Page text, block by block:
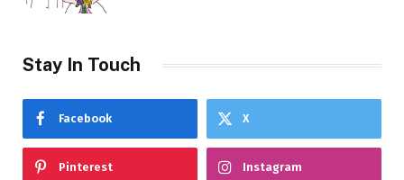
Stay In Touch
Facebook X
Pinterest Instagram